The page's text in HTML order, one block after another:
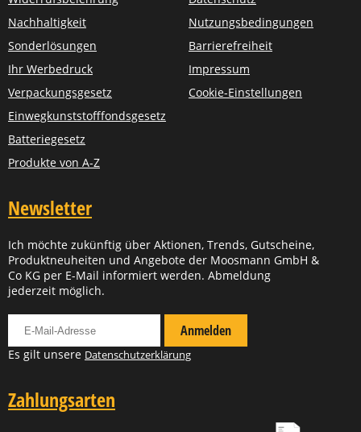
Nachhaltigkeit
Sonderlösungen
Ihr Werbedruck
Verpackungsgesetz
Einwegkunststofffondsgesetz
Batteriegesetz
Produkte von A-Z
Nutzungsbedingungen
Barrierefreiheit
Impressum
Cookie-Einstellungen
Newsletter
Ich möchte zukünftig über Aktionen, Trends, Gutscheine,
Produktneuheiten und Angebote der Moosmann GmbH &
Co KG per E-Mail informiert werden. Abmeldung
jederzeit möglich.
Anmelden
Es gilt unsere Datenschutzerklärung
Zahlungsarten